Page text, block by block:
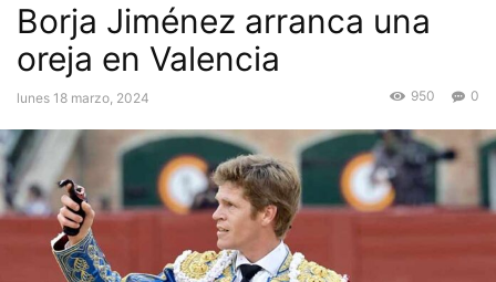
Borja Jiménez arranca una
oreja en Valencia
lunes 18 marzo, 2024 0
950